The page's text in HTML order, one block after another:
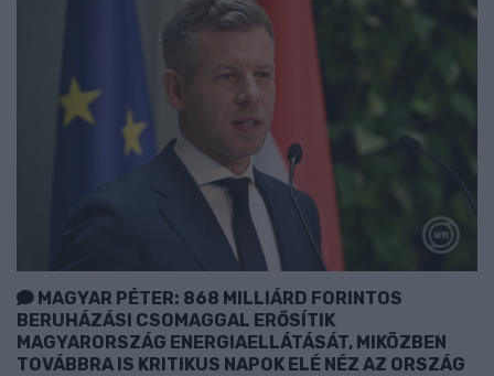
MAGYAR PÉTER: 868 MILLIÁRD FORINTOS
BERUHÁZÁSI CSOMAGGAL ERŐSÍTIK
MAGYARORSZÁG ENERGIAELLÁTÁSÁT, MIKÖZBEN
TOVÁBBRA IS KRITIKUS NAPOK ELÉ NÉZ AZ ORSZÁG